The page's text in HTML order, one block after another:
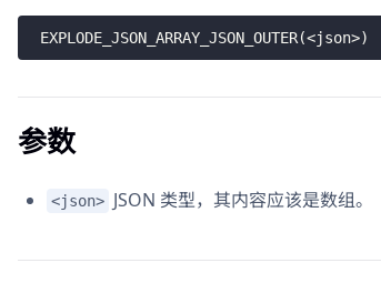
EXPLODE_JSON_ARRAY_JSON_OUTER(<json>)
参数
<json> JSON 类型，其内容应该是数组。